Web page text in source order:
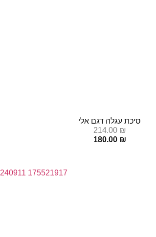
סיכת עגלה דגם אלי
214.00 ₪
180.00 ₪